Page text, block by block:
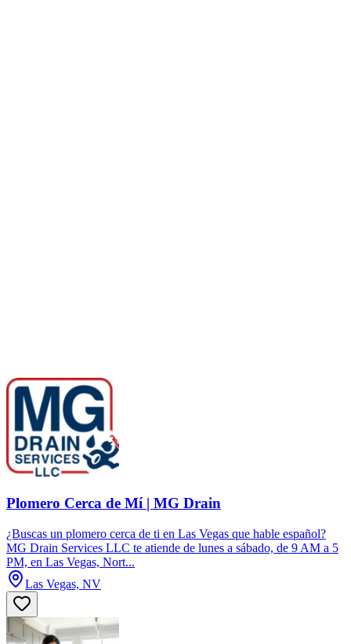
Plomero Cerca de Mí | MG Drain
¿Buscas un plomero cerca de ti en Las Vegas que hable español?
MG Drain Services LLC te atiende de lunes a sábado, de 9 AM a 5
PM, en Las Vegas, Nort...
Las Vegas, NV